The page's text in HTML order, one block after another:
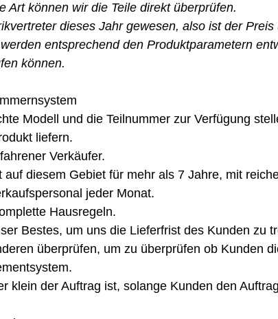
Art können wir die Teile direkt überprüfen.
dieses Jahr gewesen, also ist der
entsprechend den Produktparametern
können.
Modell und die Teilnummer zur Verfügung
liefern.
Verkäufer.
auf diesem Gebiet für mehr als 7 Jahre, mit
jeder Monat.
Hausregeln.
Bestes, um uns die Lieferfrist des Kunden zu
überprüfen, um zu überprüfen ob Kunden
klein der Auftrag ist, solange Kunden den